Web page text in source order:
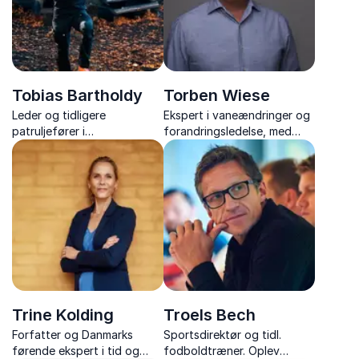
Tobias Bartholdy
Leder og tidligere
patruljefører i
Slædepatruljen Sirius, der
inspirerer med ægte
ledelsesindsigt og teamwork
fra Grønlands ødemark.
Torben Wiese
Ekspert i vaneændringer og
forandringsledelse, med
foredrag fyldt med humor,
nærvær og værktøjer til et
mere handlekraftigt
arbejdsliv.
Trine Kolding
Forfatter og Danmarks
førende ekspert i tid og
Troels Bech
Sportsdirektør og tidl.
fodboldtræner. Oplev